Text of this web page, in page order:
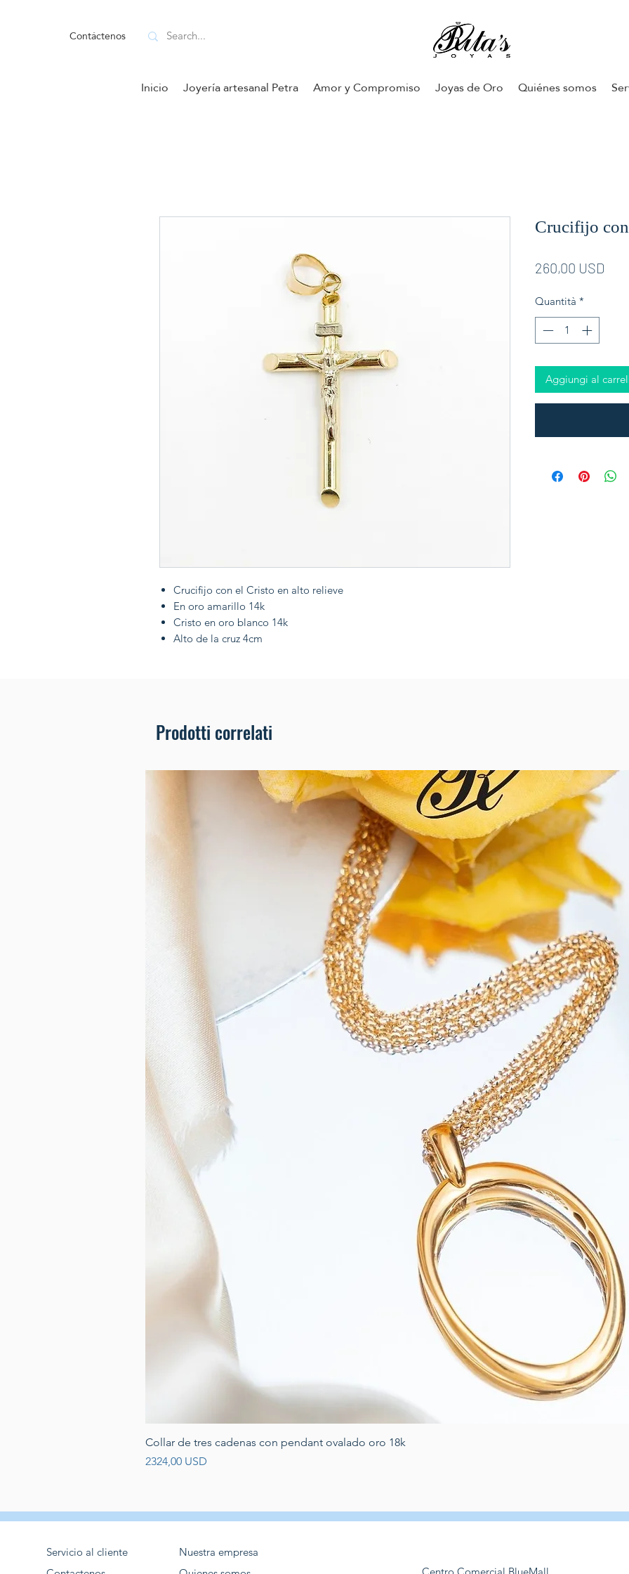
Contáctenos
Inicio Joyería artesanal Petra Amor y Compromiso Joyas de Oro Quiénes somos
Crucifijo con el Cristo en alto relieve
En oro amarillo 14k
Cristo en oro blanco 14k
Alto de la cruz 4cm
Crucifijo
260,00 USD
Quantità *
Aggiungi al
Prodotti correlati
Collar de tres cadenas con pendant ovalado oro 18k
Prezzo
2324,00 USD
Servicio al cliente
Nuestra empresa
Centro Comercial BlueMall,